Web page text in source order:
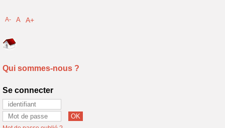
A- A A+
Qui sommes-nous ?
Se connecter